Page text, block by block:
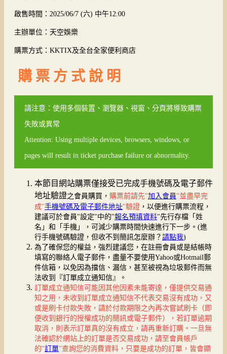
啟售時間：2025/06/7 (六) 中午12:00
主辦單位：天空娛樂
購票方式：KKTIX及全台全家便利商店
購 票 方 式 說 明
請注意：使用多個裝置、瀏覽器、視窗、分頁將導致購票
失敗或異常
Attention: Using multiple devices, browsers, windows, or
pages will result in ticket purchase failure or abnormality.
本節目網站購票僅接受已完成手機號碼及電子郵件
地址驗證之會員購買， 購票前請先"加入會員 "並盡早完
成"手機號碼及電子郵件地址"驗證 ，以便進行購票流程，
建議可於會員"設定"中的"報名預填資料"先行存檔「姓
名」和「手機」，可減少購票時間快速進行下一步。(進
行手機號碼驗證，但收不到簡訊怎麼辦？ 請點我)
為了確保您的權益，強烈建議您，在註冊會員或是結帳時
填寫的聯絡人電子郵件，盡量不要使用Yahoo或Hotmail郵
件信箱，以免因為擋信、漏信，甚至被視為垃圾郵件而無
法收到『訂單成立通知信』。
訂單成立通知信可能因其他因素未能寄達，僅提供交易通
知之用，未收到訂單成立通知信不代表交易沒有成功，又
或是刷卡付款失敗，請於付款期限之內再次嘗試刷卡（即
便收到銀行的授權成功的簡訊或電子郵件），若訂單逾期
取消，則表示訂單真的沒有成立，請再重新訂購。一旦無
法確認於網站上的訂單是否交易成功，請至會員帳戶
的"訂單"查詢您的消費資料，只要是成功的訂單，皆會顯